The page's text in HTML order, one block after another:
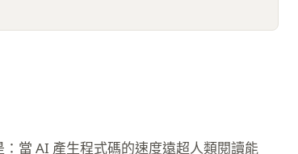
當 AI 產生程式碼的速度遠超人類閱讀能